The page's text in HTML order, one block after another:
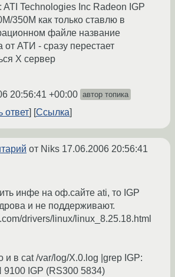
ATI Technologies Inc Radeon IGP
350M как только ставлю в
файле название
от АТИ - сразу перестает
Х сервер
20:56:41 +00:00 автор топика
ответ Ссылка
от Niks 17.06.2006 20:56:41
инфе на оф.сайте ati, то IGP
и не поддерживают.
drivers/linux/linux_8.25.18.html
и в cat /var/log/X.0.log |grep IGP:
9100 IGP (RS300 5834)